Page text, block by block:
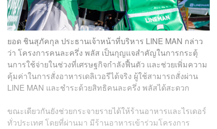
ยอด ชินสุภัคกุล ประธานเจ้าหน้าที่บริหาร LINE MAN กล่าว
ว่า โครงการคนละครึ่ง พลัส เป็นกุญแจสำคัญในการกระตุ้
นการใช้จ่ายในช่วงที่เศรษฐกิจกำลังฟื้นตัว และช่วยเพิ่มความ
คุ้มค่าในการสั่งอาหารเดลิเวอรีได้จริง ผู้ใช้สามารถสั่งผ่าน
LINE MAN และชำระด้วยสิทธิคนละครึ่ง พลัสได้สะดวก
ขณะเดียวกันยังช่วยกระจายรายได้ให้ร้านอาหารและไรเดอร์
ทั่วประเทศ โดยที่ผ่านมา มีร้านอาหารเข้าร่วมโครงการ